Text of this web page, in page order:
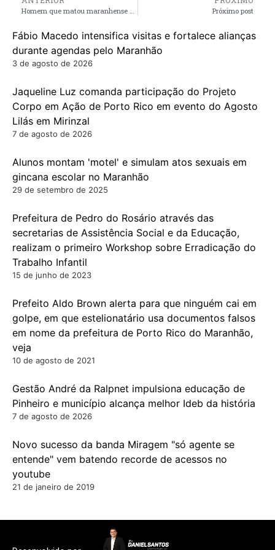
Próximo post
Fábio Macedo intensifica visitas e fortalece alianças
durante agendas pelo Maranhão
3 de agosto de 2026
Jaqueline Luz comanda participação do Projeto
Corpo em Ação de Porto Rico em evento do Agosto
Lilás em Mirinzal
7 de agosto de 2026
Alunos montam 'motel' e simulam atos sexuais em
gincana escolar no Maranhão
29 de setembro de 2025
Prefeitura de Pedro do Rosário através das
secretarias de Assistência Social e da Educação,
realizam o primeiro Workshop sobre Erradicação do
Trabalho Infantil
15 de junho de 2023
Prefeito Aldo Brown alerta para que ninguém cai em
golpe, em que estelionatário usa documentos falsos
em nome da prefeitura de Porto Rico do Maranhão,
veja
10 de agosto de 2021
Gestão André da Ralpnet impulsiona educação de
Pinheiro e município alcança melhor Ideb da história
7 de agosto de 2026
Novo sucesso da banda Miragem "só agente se
entende" vem batendo recorde de acessos no
youtube
21 de janeiro de 2019